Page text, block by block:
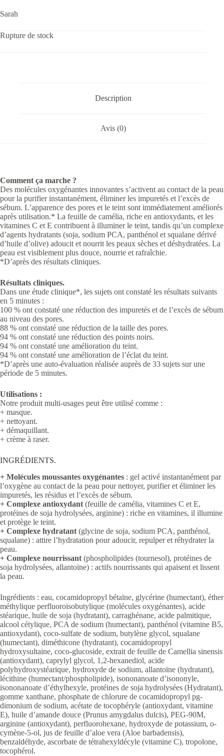
Sarah
Rupture de stock
Description
Avis (0)
Comment ça marche ?
Des molécules oxygénantes innovantes s’activent au contact de la peau
pour la purifier instantanément, éliminer les impuretés et l’excès de
sébum. L’apparence des pores et le teint sont immédiatement améliorés
après utilisation.* La feuille de camélia, riche en antioxydants, et les
vitamines C et E contribuent à illuminer le teint, tandis qu’un complexe
d’agents hydratants (soja, sodium PCA, panthénol et squalane dérivé
d’huile d’olive) adoucit et nourrit les peaux sèches et déshydratées. La
peau est visiblement plus douce, nourrie et rafraîchie.
*D’après des résultats cliniques.
Résultats cliniques.
Dans une étude clinique*, les sujets ont constaté les résultats suivants
en 5 minutes :
100 % ont constaté une réduction des impuretés et de l’excès de sébum
au niveau des pores.
88 % ont constaté une réduction de la taille des pores.
94 % ont constaté une réduction des points noirs.
94 % ont constaté une amélioration du teint.
94 % ont constaté une amélioration de l’éclat du teint.
*D’après une auto-évaluation réalisée auprès de 33 sujets sur une
période de 5 minutes.
Utilisations :
Notre produit multi-usages peut être utilisé comme :
+ masque.
+ nettoyant.
+ démaquillant.
+ crème à raser.
INGRÉDIENTS.
+ Molécules moussantes oxygénantes : gel activé instantanément par
l’oxygène au contact de la peau pour nettoyer, purifier et éliminer les
impuretés, les résidus et l’excès de sébum.
+ Complexe antioxydant (feuille de camélia, vitamines C et E,
protéines de soja hydrolysées, arginine) : riche en vitamines, il illumine
et protège le teint.
+ Complexe hydratant (glycine de soja, sodium PCA, panthénol,
squalane) : attire l’hydratation pour adoucir, repulper et réhydrater la
peau.
+ Complexe nourrissant (phospholipides (tournesol), protéines de
soja hydrolysées, allantoïne) : actifs nourrissants qui apaisent et lissent
la peau.
Ingrédients : eau, cocamidopropyl bétaïne, glycérine (humectant), éther
méthylique perfluoroisobutylique (molécules oxygénantes), acide
stéarique, huile de soja (hydratant), carraghénane, acide palmitique,
alcool cétylique, PCA de sodium (humectant), panthénol (vitamine B5,
antioxydant), coco-sulfate de sodium, butylène glycol, squalane
(humectant), diméthicone (hydratant), cocamidopropyl
hydroxysultaine, coco-glucoside, extrait de feuille de Camellia sinensis
(antioxydant), caprylyl glycol, 1,2-hexanediol, acide
polyhydroxystéarique, hydroxyde de sodium, allantoïne (hydratant),
lécithine (humectant/phospholipide), isononanoate d’isononyle,
isononanoate d’éthylhexyle, protéines de soja hydrolysées (Hydratant),
gomme xanthane, phosphate de chlorure de cocamidopropyl pg-
dimonium de sodium, acétate de tocophéryle (antioxydant, vitamine
E), huile d’amande douce (Prunus amygdalus dulcis), PEG-90M,
arginine (antioxydant), perfluorohexane, hydroxyde de potassium, o-
cymène-5-ol, jus de feuille d’aloe vera (Aloe barbadensis),
benzaldéhyde, ascorbate de tétrahexyldécyle (vitamine C), tropolone,
tocophérol.